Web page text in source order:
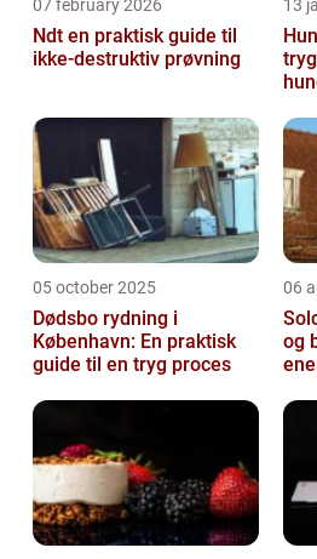
07 february 2026
Ndt en praktisk guide til
ikke-destruktiv prøvning
13
05 october 2025
Dødsbo rydning i
København: En praktisk
guide til en tryg proces
06
og